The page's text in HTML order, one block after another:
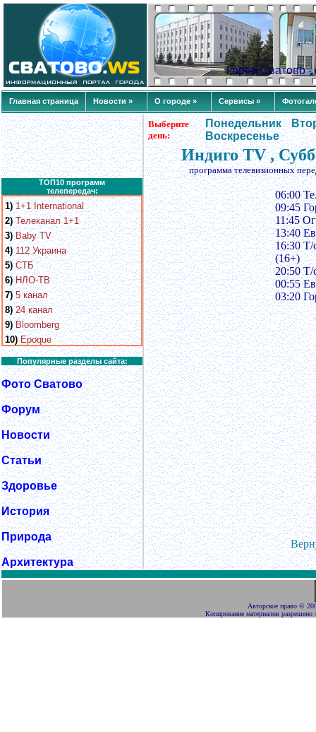
Город Сватово
Главная страница Новости » О городе » Сервисы »
ТОП10 программ
телепередач:
1) 1+1 International
2) Телеканал 1+1
3) Baby TV
4) 112 Украина
5) СТБ
6) НЛО-ТВ
7) 5 канал
8) 24 канал
9) Bloomberg
10) Epoque
Популярные разделы сайта:
Фото Сватово
Форум
Новости
Статьи
Здоровье
История
Природа
Архитектура
Выберите
день:
Понедельник
Воскресенье
Индиго TV ,
программа телевизионных
06:00
09:45
11:45
13:40
16:30 Т/
(16+)
20:50 Т/
00:55
03:20
Авторское право ©
Копирование материалов